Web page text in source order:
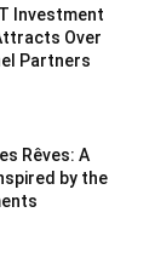
Investment
Over
Partners
Rêves: A
by the